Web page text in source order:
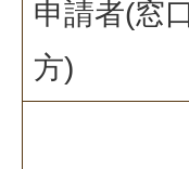
申請者(窓
方)